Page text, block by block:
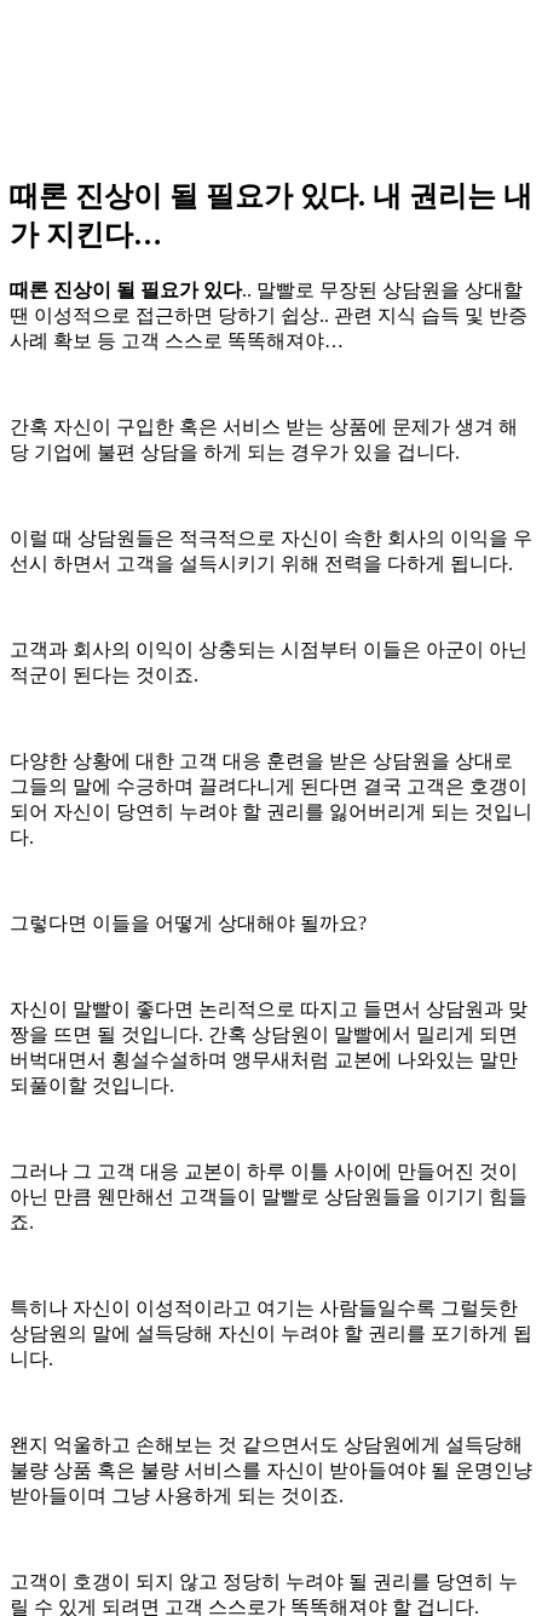
때론 진상이 될 필요가 있다. 내 권리는 내
가 지킨다…
때론 진상이 될 필요가 있다.. 말빨로 무장된 상담원을 상대할
땐 이성적으로 접근하면 당하기 쉽상.. 관련 지식 습득 및 반증
사례 확보 등 고객 스스로 똑똑해져야…
간혹 자신이 구입한 혹은 서비스 받는 상품에 문제가 생겨 해
당 기업에 불편 상담을 하게 되는 경우가 있을 겁니다.
이럴 때 상담원들은 적극적으로 자신이 속한 회사의 이익을 우
선시 하면서 고객을 설득시키기 위해 전력을 다하게 됩니다.
고객과 회사의 이익이 상충되는 시점부터 이들은 아군이 아닌
적군이 된다는 것이죠.
다양한 상황에 대한 고객 대응 훈련을 받은 상담원을 상대로
그들의 말에 수긍하며 끌려다니게 된다면 결국 고객은 호갱이
되어 자신이 당연히 누려야 할 권리를 잃어버리게 되는 것입니
다.
그렇다면 이들을 어떻게 상대해야 될까요?
자신이 말빨이 좋다면 논리적으로 따지고 들면서 상담원과 맞
짱을 뜨면 될 것입니다. 간혹 상담원이 말빨에서 밀리게 되면
버벅대면서 횡설수설하며 앵무새처럼 교본에 나와있는 말만
되풀이할 것입니다.
그러나 그 고객 대응 교본이 하루 이틀 사이에 만들어진 것이
아닌 만큼 웬만해선 고객들이 말빨로 상담원들을 이기기 힘들
죠.
특히나 자신이 이성적이라고 여기는 사람들일수록 그럴듯한
상담원의 말에 설득당해 자신이 누려야 할 권리를 포기하게 됩
니다.
왠지 억울하고 손해보는 것 같으면서도 상담원에게 설득당해
불량 상품 혹은 불량 서비스를 자신이 받아들여야 될 운명인냥
받아들이며 그냥 사용하게 되는 것이죠.
고객이 호갱이 되지 않고 정당히 누려야 될 권리를 당연히 누
릴 수 있게 되려면 고객 스스로가 똑똑해져야 할 겁니다.